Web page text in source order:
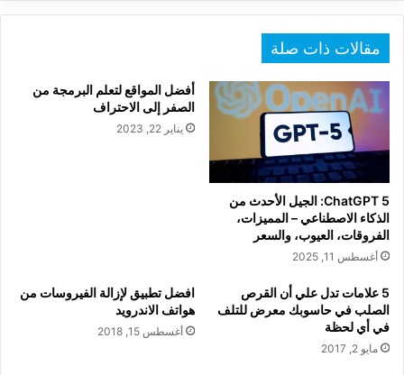
مقالات ذات صلة
ChatGPT 5: الجيل الأحدث من
الذكاء الاصطناعي – المميزات،
الفروقات، العيوب، والسعر
أغسطس 11, 2025
أفضل المواقع لتعلم البرمجة من
الصفر إلى الاحتراف
يناير 22, 2023
5 علامات تدل علي أن القرص
الصلب في حاسوبك معرض للتلف
في أي لحظة
مايو 2, 2017
افضل تطبيق لإزالة الفيروسات من
هواتف الاندرويد
أغسطس 15, 2018